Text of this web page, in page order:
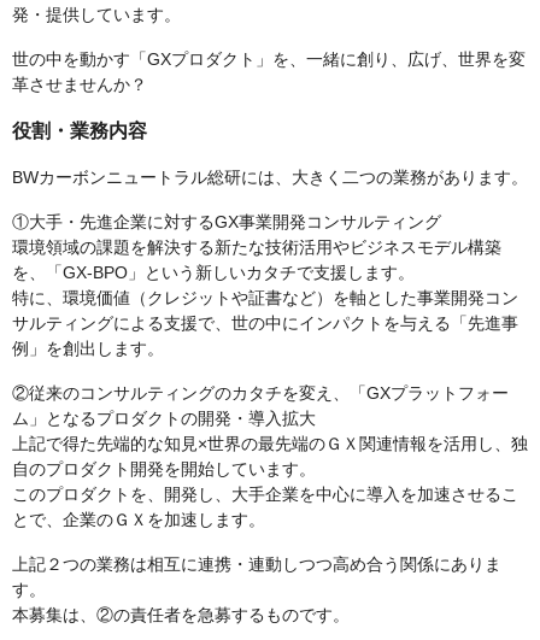
発・提供しています。
世の中を動かす「GXプロダクト」を、一緒に創り、広げ、世界を変
革させませんか？
役割・業務内容
BWカーボンニュートラル総研には、大きく二つの業務があります。
①大手・先進企業に対するGX事業開発コンサルティング
環境領域の課題を解決する新たな技術活用やビジネスモデル構築
を、「GX-BPO」という新しいカタチで支援します。
特に、環境価値（クレジットや証書など）を軸とした事業開発コン
サルティングによる支援で、世の中にインパクトを与える「先進事
例」を創出します。
②従来のコンサルティングのカタチを変え、「GXプラットフォー
ム」となるプロダクトの開発・導入拡大
上記で得た先端的な知見×世界の最先端のＧＸ関連情報を活用し、独
自のプロダクト開発を開始しています。
このプロダクトを、開発し、大手企業を中心に導入を加速させるこ
とで、企業のＧＸを加速します。
上記２つの業務は相互に連携・連動しつつ高め合う関係にありま
す。
本募集は、②の責任者を急募するものです。